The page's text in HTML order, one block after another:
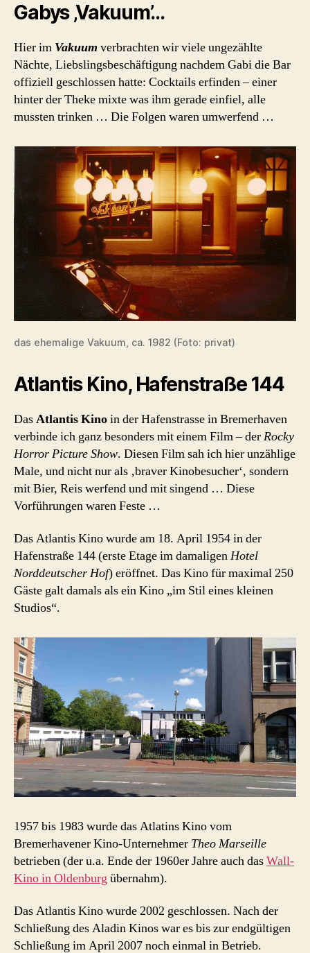
Gabys ‚Vakuum’…
Hier im Vakuum verbrachten wir viele ungezählte
Nächte, Liebslingsbeschäftigung nachdem Gabi die Bar
offiziell geschlossen hatte: Cocktails erfinden – einer
hinter der Theke mixte was ihm gerade einfiel, alle
mussten trinken … Die Folgen waren umwerfend …
das ehemalige Vakuum, ca. 1982 (Foto: privat)
Atlantis Kino, Hafenstraße 144
DasAtlantis Kinoin der Hafenstrasse in Bremerhaven
verbinde ich ganz besonders mit einem Film – derRocky
Horror Picture Show. Diesen Film sah ich hier unzählige
Male, und nicht nur als ‚braver Kinobesucher‘, sondern
mit Bier, Reis werfend und mit singend … Diese
Vorführungen waren Feste …
Das Atlantis Kino wurde am 18. April 1954 in der
Hafenstraße 144 (erste Etage im damaligenHotel
Norddeutscher Hof) eröffnet. Das Kino für maximal 250
Gäste galt damals als ein Kino „im Stil eines kleinen
Studios“.
1957 bis 1983 wurde das Atlatins Kino vom
Bremerhavener Kino-Unternehmer Theo Marseille
betrieben (der u.a. Ende der 1960er Jahre auch dasWall-
Kino in Oldenburgübernahm).
Das Atlantis Kino wurde 2002 geschlossen. Nach der
Schließung des Aladin Kinos war es bis zur endgültigen
Schließung im April 2007 noch einmal in Betrieb.